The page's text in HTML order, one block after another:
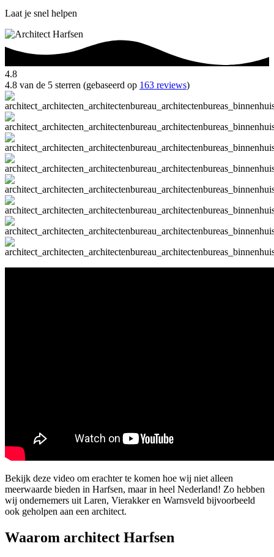
Laat je snel helpen
4.8
4.8 van de 5 sterren (gebaseerd op 163 reviews)
Bekijk deze video om erachter te komen hoe wij niet alleen
meerwaarde bieden in Harfsen, maar in heel Nederland! Zo hebben
wij ondernemers uit Laren, Vierakker en Warnsveld bijvoorbeeld
ook geholpen aan een architect.
Waarom architect Harfsen